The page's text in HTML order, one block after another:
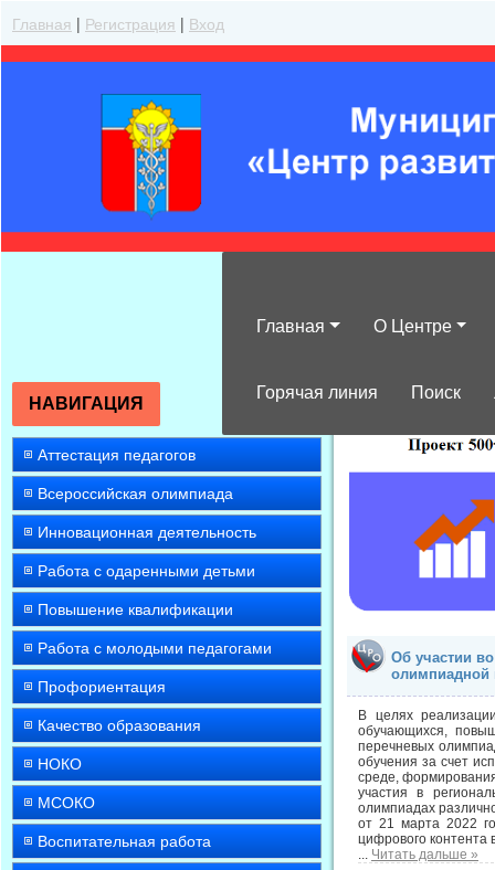
Главная | Регистрация | Вход
Главная О Центре
Горячая линия Поиск
НАВИГАЦИЯ
Аттестация педагогов
Всероссийская олимпиада
Инновационная деятельность
Работа с одаренными детьми
Повышение квалификации
Работа с молодыми педагогами
Профориентация
Качество образования
НОКО
МСОКО
Воспитательная работа
Об участии
олимпиадной
В целях
обучающихся,
перечневых
обучения за счет
среде,
участия в
олимпиадах
от 21 марта 2022
цифрового контента
... Читать дальше »